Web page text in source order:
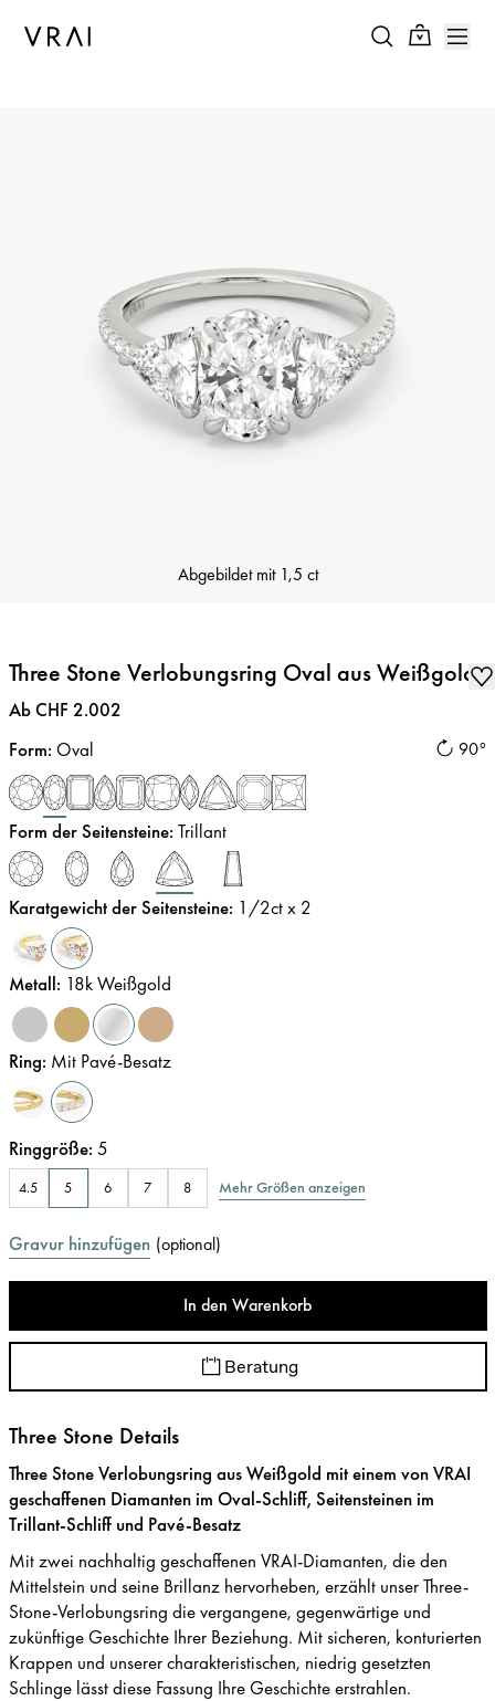
Abgebildet mit 1,5 ct
Three Stone Verlobungsring Oval aus Weißgold
Preis:
Ab CHF 2.002
90°
Form: Oval
Form der Seitensteine: Trillant
Karatgewicht der Seitensteine: 1/2ct x 2
Metall: 18k Weißgold
Ring: Mit Pavé-Besatz
Ringgröße: 5
4.5 5 6 7 8 Mehr Größen anzeigen
Gravur hinzufügen (optional)
In den Warenkorb
Beratung
Three Stone Details
Three Stone Verlobungsring aus Weißgold mit einem von VRAI
geschaffenen Diamanten im Oval-Schliff, Seitensteinen im
Trillant-Schliff und Pavé-Besatz
Mit zwei nachhaltig geschaffenen VRAI-Diamanten, die den
Mittelstein und seine Brillanz hervorheben, erzählt unser Three-
Stone-Verlobungsring die vergangene, gegenwärtige und
zukünftige Geschichte Ihrer Beziehung. Mit sicheren, konturierten
Krappen und unserer charakteristischen, niedrig gesetzten
Schlinge lässt diese Fassung Ihre Geschichte erstrahlen.